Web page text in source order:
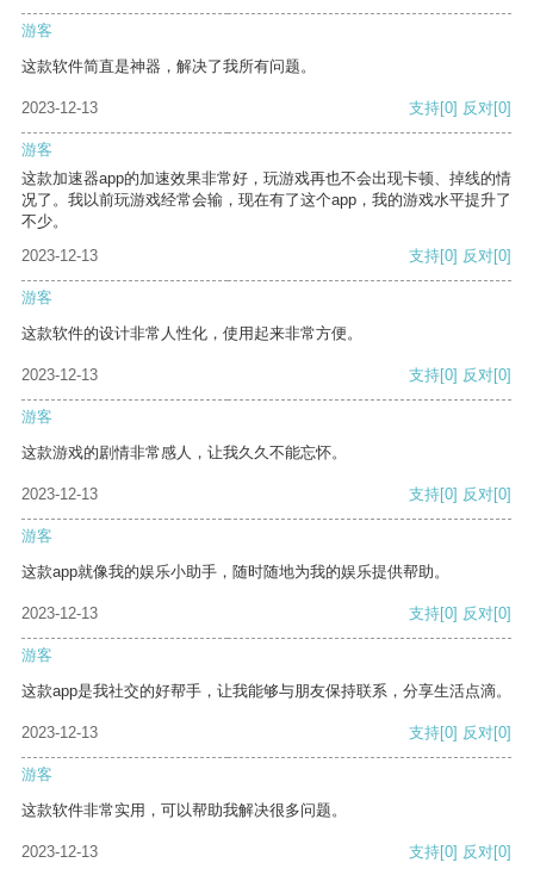
游客
这款软件简直是神器，解决了我所有问题。
2023-12-13 支持[0] 反对[0]
游客
这款加速器app的加速效果非常好，玩游戏再也不会出现卡顿、掉线的情
况了。我以前玩游戏经常会输，现在有了这个app，我的游戏水平提升了
不少。
2023-12-13
支持[0] 反对[0]
游客
这款软件的设计非常人性化，使用起来非常方便。
2023-12-13 支持[0] 反对[0]
游客
这款游戏的剧情非常感人，让我久久不能忘怀。
2023-12-13 支持[0] 反对[0]
游客
这款app就像我的娱乐小助手，随时随地为我的娱乐提供帮助。
2023-12-13 支持[0] 反对[0]
游客
这款app是我社交的好帮手，让我能够与朋友保持联系，分享生活点滴。
2023-12-13 支持[0] 反对[0]
游客
这款软件非常实用，可以帮助我解决很多问题。
2023-12-13 支持[0] 反对[0]